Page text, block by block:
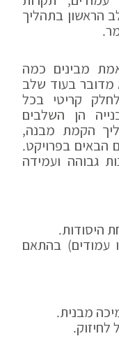
הראשון בתהליך
מבינים כמה
בעוד שלב
קריטי בכל
הן השלבים
הקמת מבנה,
הבאים בפרויקט.
גבוהה ועמידה
היסודות.
עמודים) בהתאם
מבנית.
לחיזוק.